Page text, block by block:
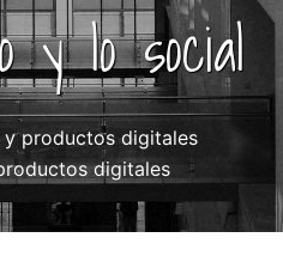
y lo social
y productos digitales
digitales